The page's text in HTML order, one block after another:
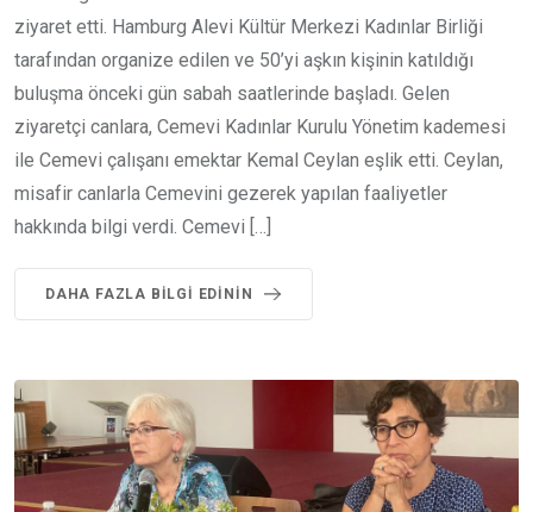
ziyaret etti. Hamburg Alevi Kültür Merkezi Kadınlar Birliği
tarafından organize edilen ve 50’yi aşkın kişinin katıldığı
buluşma önceki gün sabah saatlerinde başladı. Gelen
ziyaretçi canlara, Cemevi Kadınlar Kurulu Yönetim kademesi
ile Cemevi çalışanı emektar Kemal Ceylan eşlik etti. Ceylan,
misafir canlarla Cemevini gezerek yapılan faaliyetler
hakkında bilgi verdi. Cemevi […]
DAHA FAZLA BILGI EDININ